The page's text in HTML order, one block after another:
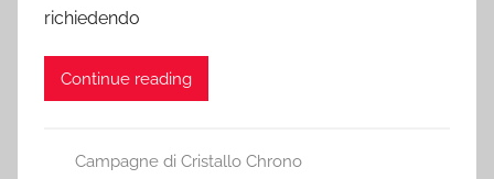
richiedendo
Continue reading
Campagne di Cristallo Chrono